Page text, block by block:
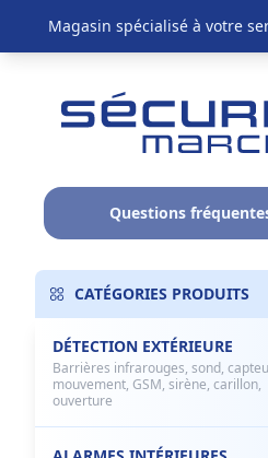
Magasin spécialisé à votre
Questions
CATÉGORIES PRODUITS
DÉTECTION EXTÉRIEURE
Barrières infrarouges, sond,
mouvement, GSM, sirène, carillon,
ouverture